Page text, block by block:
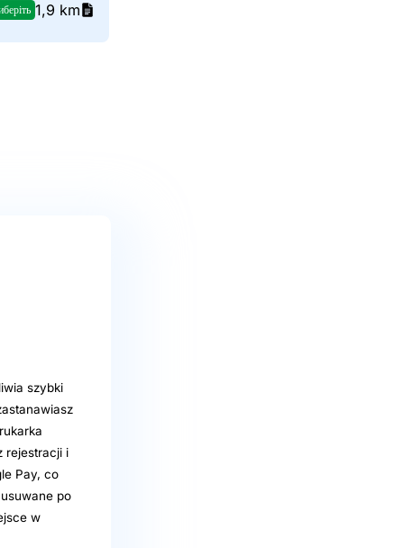
1,9 km
szybki
rejestracji i
Pay, co
po
w